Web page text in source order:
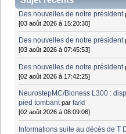
Des nouvelles de notre président
[03 août 2026 à 15:20:30]
Des nouvelles de notre président
[03 août 2026 à 07:45:53]
Des nouvelles de notre président
[02 août 2026 à 17:42:25]
NeurostepMC/Bioness L300 :
pied tombant parfarid
[02 août 2026 à 08:09:06]
Informations suite au décès de T